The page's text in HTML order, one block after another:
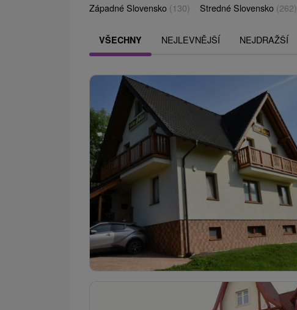
Západné Slovensko (130) Stredné Slovensko (262)
VŠECHNY NEJLEVNĚJŠÍ NEJDRAŽŠÍ